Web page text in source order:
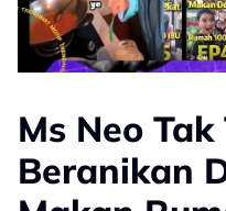
Ms Neo
Beranikan